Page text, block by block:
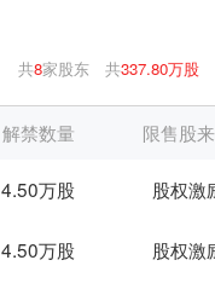
共337.80万股
共8家股东
解禁数量 限售股
4.50万股 股权激
4.50万股 股权激